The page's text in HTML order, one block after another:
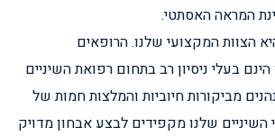
המראה האסתטי.
הצוות המקצועי שלנו. הרופאים
בעלי ניסיון רב בתחום רפואת השיניים
מביקורות חיוביות והמלצות חמות של
השיניים שלנו מקפידים לבצע אבחון מדויק